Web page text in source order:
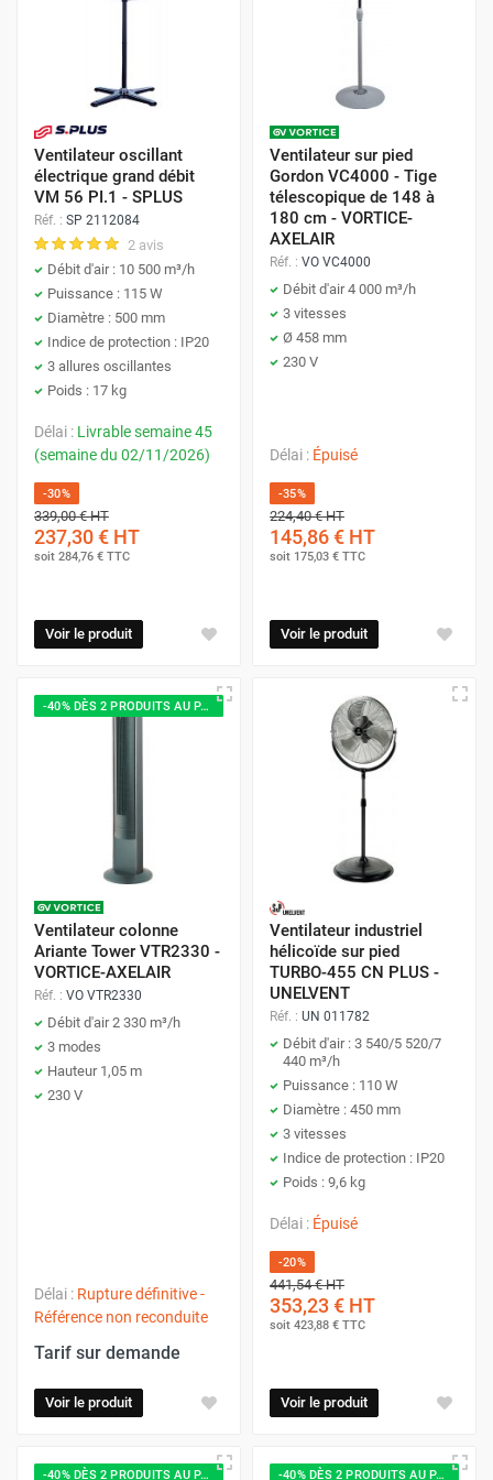
intègrent des commandes à distance. Idéal pour ajuster les
réglages sans se déplacer, ce type de ventilateur est parfait
pour les environnements où la commodité prime, comme
les chambres ou les salles de séjour.
chaleur ou vos préférences personnelles, un ventilateur
offrant plusieurs vitesses peut être crucial. Ces modèles
vous permettent d'ajuster la puissance de ventilation,
garantissant ainsi un confort personnalisé.
Ventilateurs silencieux :
Pour les espaces nécessitant un
calme absolu, comme les bureaux ou les chambres à
coucher, les ventilateurs conçus pour être discrets sont
essentiels. Ils fournissent une brise agréable sans perturber
le silence.
Ventilateurs avec minuterie
: Un ventilateur équipé d'une
fonction minuterie peut s'éteindre automatiquement après
un intervalle prédéfini. Cette fonction est particulièrement
utile pour ceux qui souhaitent endormir avec un ventilateur
Ventilateur oscillant
électrique grand débit
VM 56 PI.1 - SPLUS
Réf. : SP 2112084
2 avis
Débit d'air : 10 500 m³/h
Puissance : 115 W
Diamètre : 500 mm
Indice de protection : IP20
3 allures oscillantes
Poids : 17 kg
Délai : Livrable semaine 45
(semaine du 02/11/2026)
-30%
339,00 €HT
237,30 € HT
soit 284,76 € TTC
Voir le produit
Ventilateur sur pied
Gordon VC4000 - Tige
télescopique de 148 à
180 cm - VORTICE-
AXELAIR
Réf. : VO VC4000
Débit d'air 4 000 m³/h
3 vitesses
Ø 458 mm
230 V
Délai : Épuisé
-35%
224,40 €HT
145,86 € HT
soit 175,03 € TTC
Voir le produit
-40% DÈS 2 PRODUITS AU PANIER
Ventilateur colonne
Ariante Tower VTR2330 -
VORTICE-AXELAIR
Réf. : VO VTR2330
Débit d'air 2 330 m³/h
3 modes
Hauteur 1,05 m
230 V
Délai : Rupture définitive -
Référence non reconduite
Tarif sur demande
Voir le produit
Ventilateur industriel
hélicoïde sur pied
TURBO-455 CN PLUS -
UNELVENT
Réf. : UN 011782
Débit d'air : 3 540/5 520/7
440 m³/h
Puissance : 110 W
Diamètre : 450 mm
3 vitesses
Indice de protection : IP20
Poids : 9,6 kg
Délai : Épuisé
-20%
441,54 €HT
353,23 € HT
soit 423,88 € TTC
Voir le produit
-40% DÈS 2 PRODUITS AU PANIER -40% DÈS 2 PRODUITS AU PANIER